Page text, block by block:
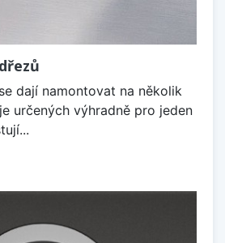
dají namontovat na několik
určených výhradně pro jeden